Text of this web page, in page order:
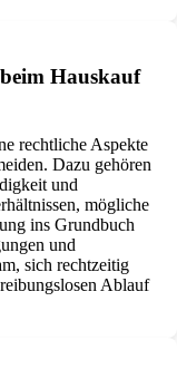
Hauskauf
rechtliche Aspekte
Dazu gehören
und
mögliche
ins Grundbuch
und
sich rechtzeitig
Ablauf